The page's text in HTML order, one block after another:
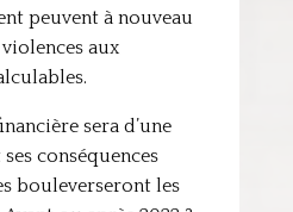
peuvent à nouveau
aux
sera d’une
conséquences
bouleverseront les